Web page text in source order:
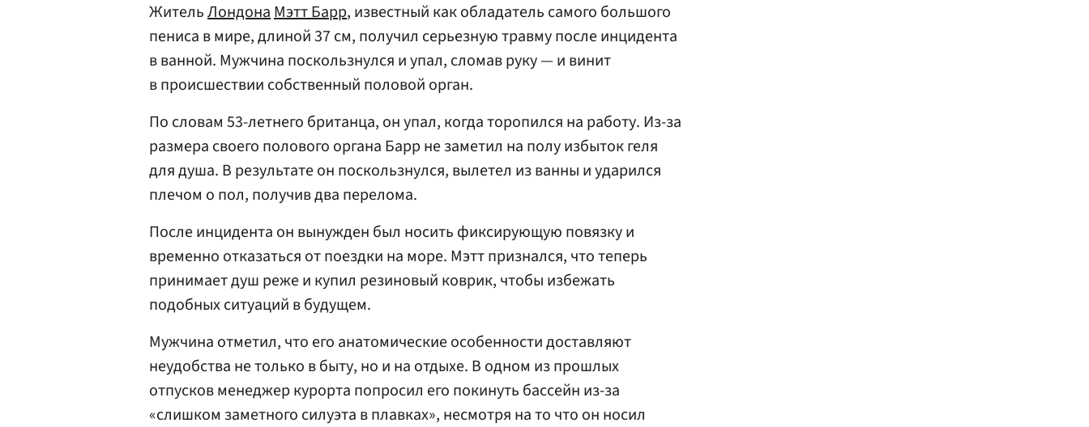
ЖительЛондонаМэтт Барр, известный как обладатель самого большого
пениса в мире, длиной 37 см, получил серьезную травму после инцидента
в ванной. Мужчина поскользнулся и упал, сломав руку — и винит
в происшествии собственный половой орган.
По словам 53-летнего британца, он упал, когда торопился на работу. Из-за
размера своего полового органа Барр не заметил на полу избыток геля
для душа. В результате он поскользнулся, вылетел из ванны и ударился
плечом о пол, получив два перелома.
После инцидента он вынужден был носить фиксирующую повязку и
временно отказаться от поездки на море. Мэтт признался, что теперь
принимает душ реже и купил резиновый коврик, чтобы избежать
подобных ситуаций в будущем.
Мужчина отметил, что его анатомические особенности доставляют
неудобства не только в быту, но и на отдыхе. В одном из прошлых
отпусков менеджер курорта попросил его покинуть бассейн из-за
«слишком заметного силуэта в плавках», несмотря на то что он носил